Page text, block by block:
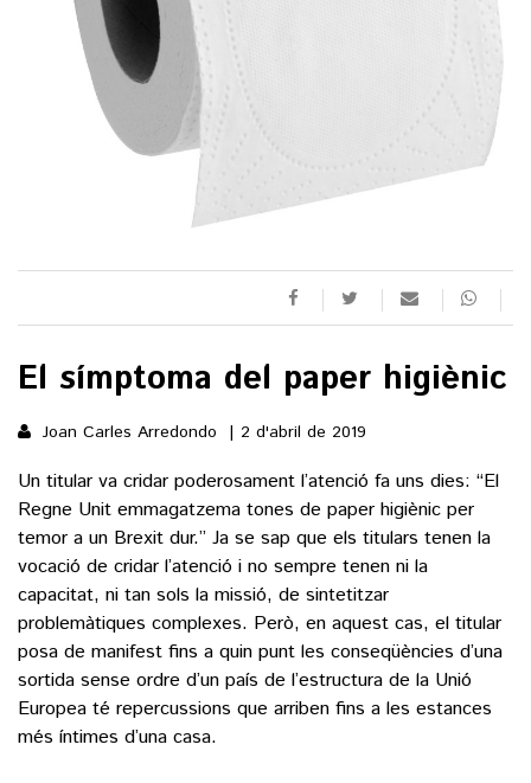
TEMÀTIQUES
()
ACTUALITAT
POLÍTICA
SOCIETAT
FUTBOL
HOQUEI PATINS
MOTOR
VEURE TOTES
CULTURA POPULAR
LLIBRES
CALAIX
VEURE TOTES
SUPLEMENTS
FOTOGALERIES
9MAGAZÍN
AGENDA
BLOGOSFERA
El símptoma del paper higiènic
Joan Carles Arredondo 2 d'abril de 2019
Un titular va cridar poderosament l’atenció fa uns dies: “El
Regne Unit emmagatzema tones de paper higiènic per
temor a un Brexit dur.” Ja se sap que els titulars tenen la
vocació de cridar l’atenció i no sempre tenen ni la
capacitat, ni tan sols la missió, de sintetitzar
problemàtiques complexes. Però, en aquest cas, el titular
posa de manifest fins a quin punt les conseqüències d’una
sortida sense ordre d’un país de l’estructura de la Unió
Europea té repercussions que arriben fins a les estances
més íntimes d’una casa.